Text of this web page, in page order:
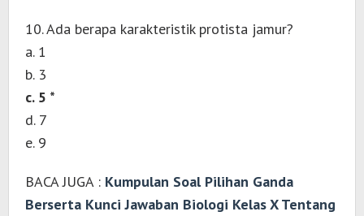
10. Ada berapa karakteristik protista jamur?
a. 1
b. 3
c. 5 *
d. 7
e. 9
BACA JUGA : Kumpulan Soal Pilihan Ganda
Berserta Kunci Jawaban Biologi Kelas X Tentang